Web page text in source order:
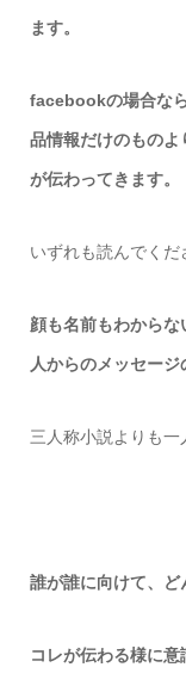
ます。
facebookの場合な
品情報だけのものよ
が伝わってきます。
いずれも読んでくだ
顔も名前もわから
人からのメッセージ
三人称小説よりも一
誰が誰に向けて、ど
コレが伝わる様に